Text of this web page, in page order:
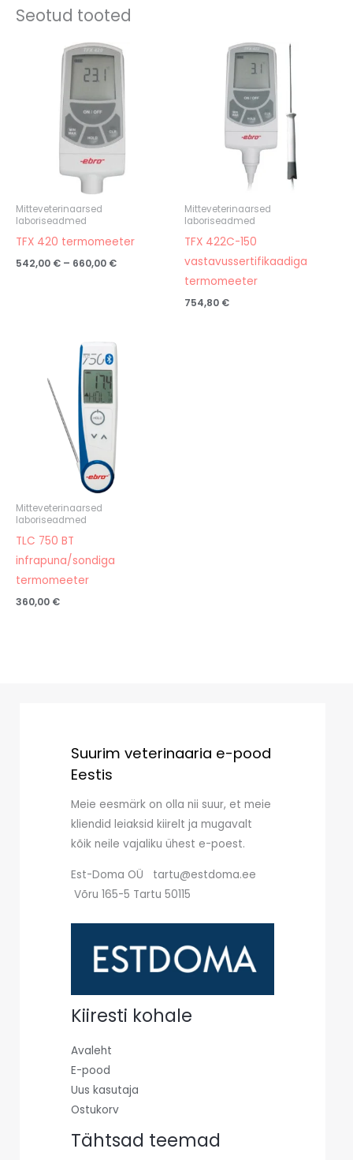
Seotud tooted
Mitteveterinaarsed
laboriseadmed
TFX 420 termomeeter
542,00 € – 660,00 €
Hinnavahemik:
542,00 €
Mitteveterinaarsed
laboriseadmed
TFX 422C-150
vastavussertifikaadiga
termomeeter
754,80 €
Mitteveterinaarsed
laboriseadmed
TLC 750 BT
infrapuna/sondiga
termomeeter
360,00 €
Suurim veterinaaria e-pood
Eestis
Meie eesmärk on olla nii suur, et meie
kliendid leiaksid kiirelt ja mugavalt
kõik neile vajaliku ühest e-poest.
Est-Doma OÜ tartu@estdoma.ee
Võru 165-5 Tartu 50115
Kiiresti kohale
Avaleht
E-pood
Uus kasutaja
Ostukorv
Tähtsad teemad